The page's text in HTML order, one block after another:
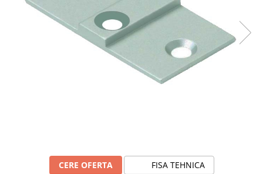
CERE OFERTA
FISA TEHNICA